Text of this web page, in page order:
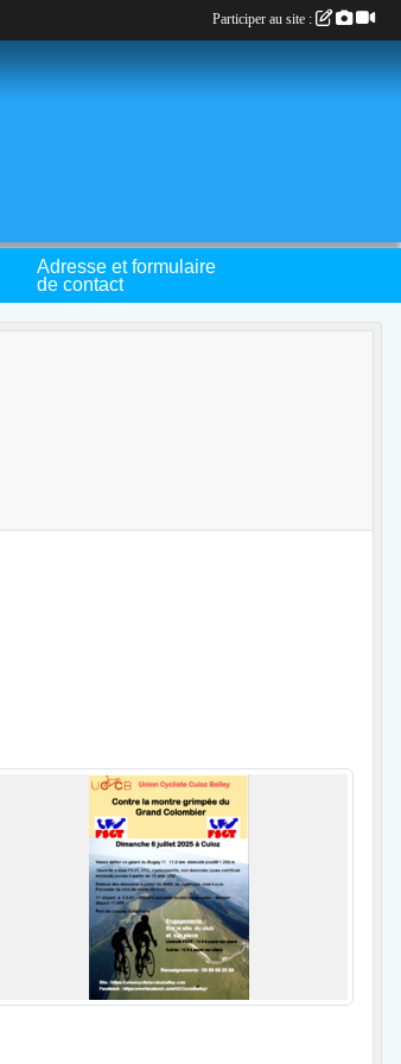
Adresse et formulaire
de contact
Participer au site :